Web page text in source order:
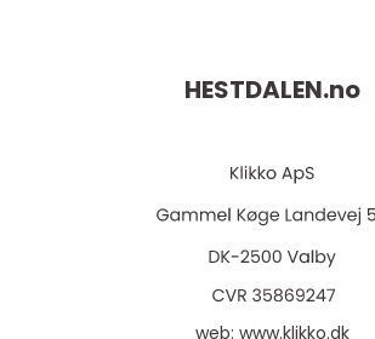
HESTDALEN.no
web: www.klikko.dk